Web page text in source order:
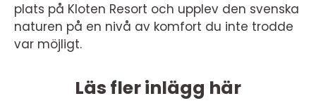
plats på Kloten Resort och upplev den svenska
naturen på en nivå av komfort du inte trodde
var möjligt.
Läs fler inlägg här